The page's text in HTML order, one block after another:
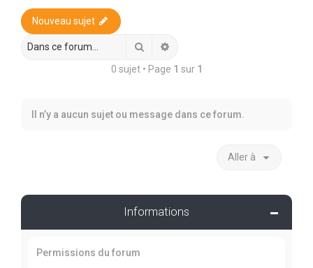
Nouveau sujet
Rechercher
0 sujet • Page 1 sur 1
Il n’y a aucun sujet ou message dans ce forum.
Aller à
Informations
Permissions du forum